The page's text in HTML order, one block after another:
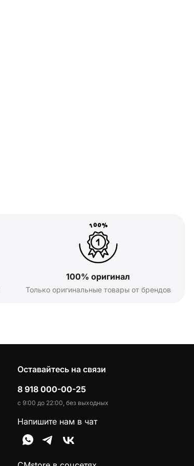
100% оригинал
Только оригинальные товары от брендов
Оставайтесь на связи
8 918 000-00-25
с 9:00 до 22:00, без выходных
Напишите нам в чат